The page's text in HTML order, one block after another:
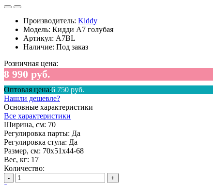
Производитель: Kiddy
Модель: Кидди А7 голубая
Артикул: A7BL
Наличие: Под заказ
Розничная цена:
8 990 руб.
Оптовая цена:6 750 руб.
Нашли дешевле?
Основные характеристики
Все характеристики
Ширина, см: 70
Регулировка парты: Да
Регулировка стула: Да
Размер, см: 70х51х44-68
Вес, кг: 17
Количество:
- +